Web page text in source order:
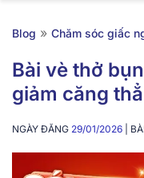
Blog » Chăm sóc giấc
Bài vè thở
giảm căng
NGÀY ĐĂNG 29/01/2026 |